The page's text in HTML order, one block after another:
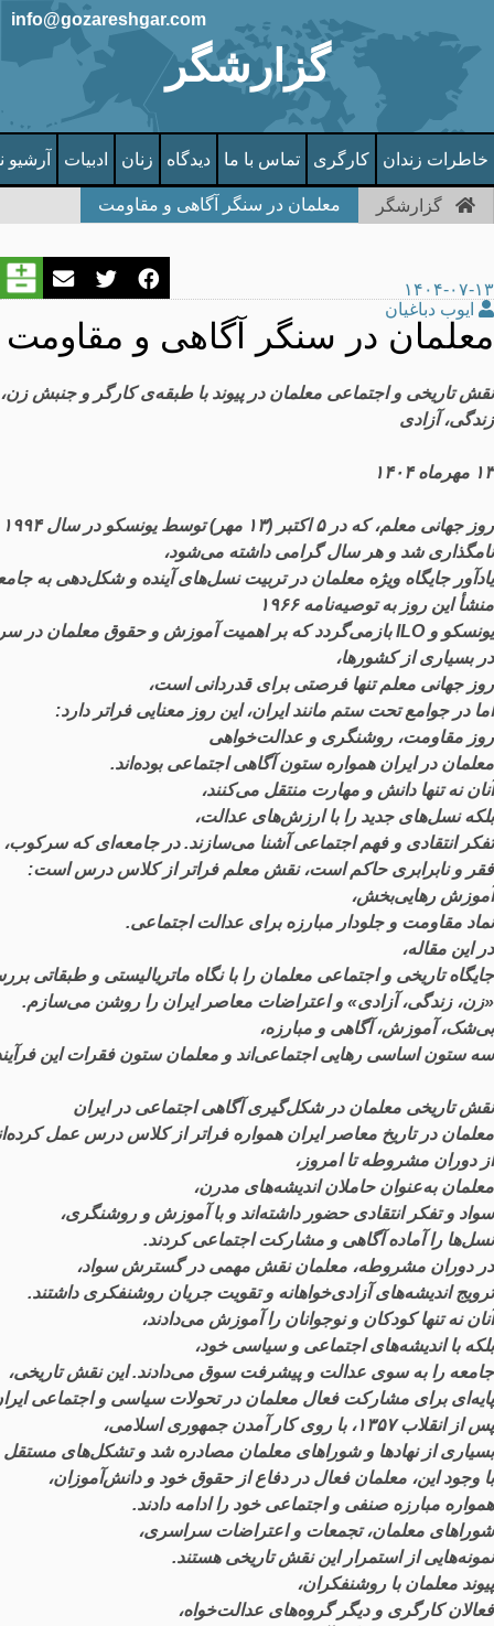
گزارشگر
info@gozareshgar.com
خاطرات زندان کارگری تماس با ما دیدگاه زنان ادبیات آرشیو
گزارشگر معلمان در سنگر آگاهی و مقاومت
۱۴۰۴-۰۷-۱۳
ایوب دباغیان
معلمان در سنگر آگاهی و مقاومت
نقش تاریخی و اجتماعی معلمان در پیوند با طبقهی کارگر و جنبش زن،
زندگی،آزادی
۱۳ مهرماه۱۴۰۴
روز جهانی معلم،که در ۵ اکتبر (۱۳ مهر)توسط یونسکو در سال۱۹۹۴
نامگذاری شد و هر سال گرامی داشته میشود،
یادآور جایگاه ویژه معلمان در تربیت نسلهای آینده و شکلدهی به
منشأ این روز به توصیهنامه ۱۹۶۶
یونسکو و ILO بازمیگردد که بر اهمیت آموزش و حقوق معلمان در
در بسیاری از کشورها،
روز جهانی معلم تنها فرصتی برای قدردانی است،
اما در جوامع تحت ستم مانند ایران،این روز معنایی فراتر دارد:
روز مقاومت، روشنگری و عدالتخواهی
معلمان در ایران همواره ستون آگاهی اجتماعی بودهاند.
آنان نه تنها دانش و مهارت منتقل میکنند،
بلکه نسلهای جدید را با ارزشهای عدالت،
تفکر انتقادی و فهم اجتماعی آشنا میسازند.در جامعهای که سرکوب،
فقر و نابرابری حاکم است،نقش معلم فراتر از کلاس درس است:
آموزش رهاییبخش،
نماد مقاومت و جلودار مبارزه برای عدالت اجتماعی.
در این مقاله،
جایگاه تاریخی و اجتماعی معلمان را با نگاه ماتریالیستی و طبقاتی
«زن،زندگی،آزادی» و اعتراضات معاصر ایران را روشن میسازم.
بیشک،آموزش،آگاهی و مبارزه،
سه ستون اساسی رهایی اجتماعیاند و معلمان ستون فقرات این
نقش تاریخی معلمان در شکلگیری آگاهی اجتماعی در ایران
معلمان در تاریخ معاصر ایران همواره فراتر از کلاس درس عمل کرده
از دوران مشروطه تا امروز،
معلمان بهعنوان حاملان اندیشههای مدرن،
سواد و تفکر انتقادی حضور داشتهاند و با آموزش و روشنگری،
نسلها را آماده آگاهی و مشارکت اجتماعی کردند.
در دوران مشروطه، معلمان نقش مهمی در گسترش سواد،
ترویج اندیشههای آزادیخواهانه و تقویت جریان روشنفکری داشتند.
آنان نه تنها کودکان و نوجوانان را آموزش میدادند،
بلکه با اندیشههای اجتماعی و سیاسی خود،
جامعه را به سوی عدالت و پیشرفت سوق میدادند.این نقش تاریخی،
پایهای برای مشارکت فعال معلمان در تحولات سیاسی و اجتماعی
پس از انقلاب۱۳۵۷، با روی کار آمدن جمهوری اسلامی،
بسیاری از نهادها و شوراهای معلمان مصادره شد و تشکلهای مستقل
با وجود این، معلمان فعال در دفاع از حقوق خود و دانشآموزان،
همواره مبارزه صنفی و اجتماعی خود را ادامه دادند.
شوراهای معلمان،تجمعات و اعتراضات سراسری،
نمونههایی از استمرار این نقش تاریخی هستند.
پیوند معلمان با روشنفکران،
فعالان کارگری و دیگر گروههای عدالتخواه،